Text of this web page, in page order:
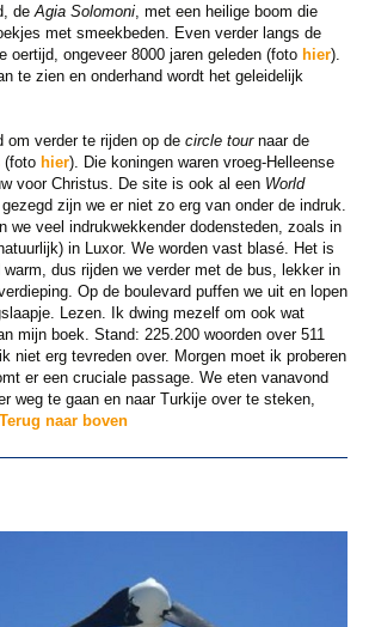
de Agia Solomoni, met een heilige boom die
met smeekbeden. Even verder langs de
oertijd, ongeveer 8000 jaren geleden (fotohier).
te zien en onderhand wordt het geleidelijk
om verder te rijden op de circle tournaar de
(foto hier). Die koningen waren vroeg-Helleense
voor Christus. De site is ook al een World
zijn we er niet zo erg van onder de indruk.
we veel indrukwekkender dodensteden, zoals in
in Luxor. We worden vast blasé. Het is
warm, dus rijden we verder met de bus, lekker in
Op de boulevard puffen we uit en lopen
Lezen. Ik dwing mezelf om ook wat
mijn boek. Stand: 225.200 woorden over 511
niet erg tevreden over. Morgen moet ik proberen
er een cruciale passage. We eten vanavond
weg te gaan en naar Turkije over te steken,
Terug naar boven